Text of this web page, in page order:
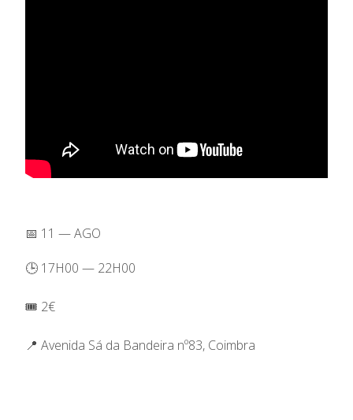
📅 11 — AGO
🕒 17H00 — 22H00
🎟️ 2€
📍 Avenida Sá da Bandeira nº83, Coimbra